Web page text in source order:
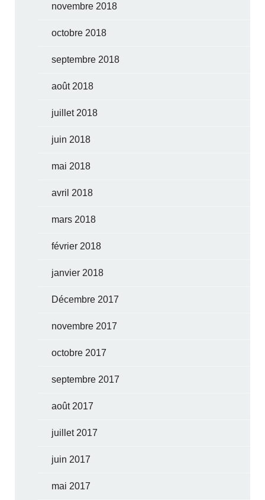
novembre 2018
octobre 2018
septembre 2018
août 2018
juillet 2018
juin 2018
mai 2018
avril 2018
mars 2018
février 2018
janvier 2018
Décembre 2017
novembre 2017
octobre 2017
septembre 2017
août 2017
juillet 2017
juin 2017
mai 2017